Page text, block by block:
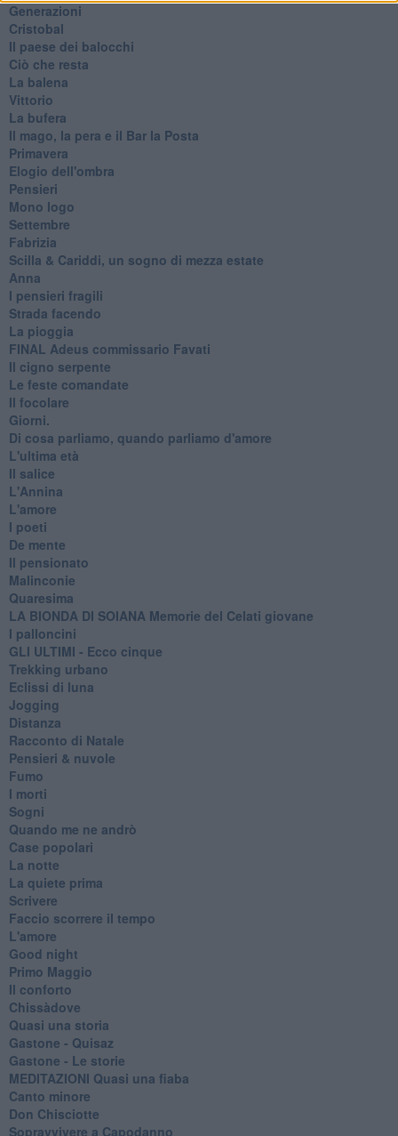
Generazioni
Cristobal
Il paese dei balocchi
Ciò che resta
La balena
Vittorio
La bufera
Il mago, la pera e il Bar la Posta
Primavera
Elogio dell'ombra
Pensieri
Mono logo
Settembre
Fabrizia
​Scilla & Cariddi, un sogno di mezza estate
Anna
I pensieri fragili
Strada facendo
La pioggia
FINAL Adeus commissario Favati
Il cigno serpente
Le feste comandate
Il focolare
Giorni.
Di cosa parliamo, quando parliamo d'amore
L'ultima età
Il salice
L'Annina
L'amore
I poeti
De mente
Il pensionato
Malinconie
Quaresima
LA BIONDA DI SOIANA Memorie del Celati giovane
I palloncini
GLI ULTIMI - Ecco cinque
Trekking urbano
Eclissi di luna
Jogging
Distanza
Racconto di Natale
Pensieri & nuvole
Fumo
I morti
Sogni
Quando me ne andrò
Case popolari
La notte
La quiete prima
Scrivere
Faccio scorrere il tempo
L'amore
Good night
Primo Maggio
Il conforto
Chissàdove
Quasi una storia
Gastone - Quisaz
Gastone - Le storie
MEDITAZIONI Quasi una fiaba
Canto minore
Don Chisciotte
Sopravvivere a Capodanno